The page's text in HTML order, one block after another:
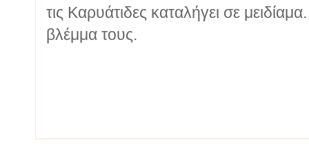
τις Καρυάτιδες καταλήγει σε
βλέμμα τους.